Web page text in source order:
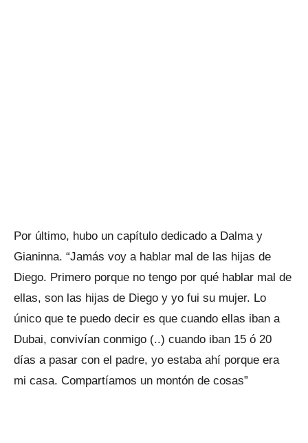
Por último, hubo un capítulo dedicado a Dalma y
Gianinna. “Jamás voy a hablar mal de las hijas de
Diego. Primero porque no tengo por qué hablar mal de
ellas, son las hijas de Diego y yo fui su mujer. Lo
único que te puedo decir es que cuando ellas iban a
Dubai, convivían conmigo (..) cuando iban 15 ó 20
días a pasar con el padre, yo estaba ahí porque era
mi casa. Compartíamos un montón de cosas”